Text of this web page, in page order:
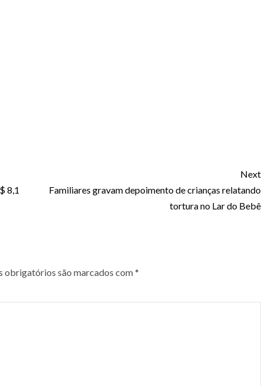
8,1
Next
Familiares gravam depoimento de crianças relatando
tortura no Lar do Bebê
obrigatórios são marcados com*